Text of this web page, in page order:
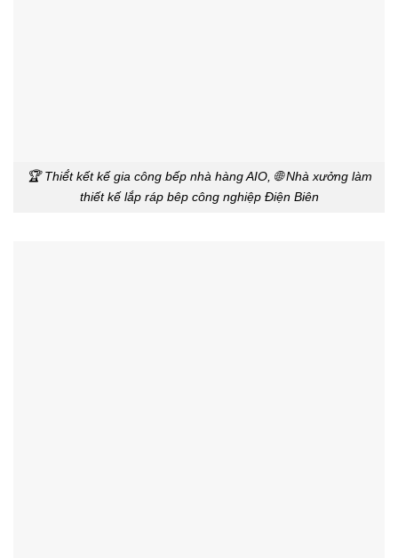
🏆 Thiế́t kết kế gia công bếp nhà hàng AIO, 🌐 Nhà xưởng làm
thiết kế lắp ráp bêp công nghiệp Điện Biên